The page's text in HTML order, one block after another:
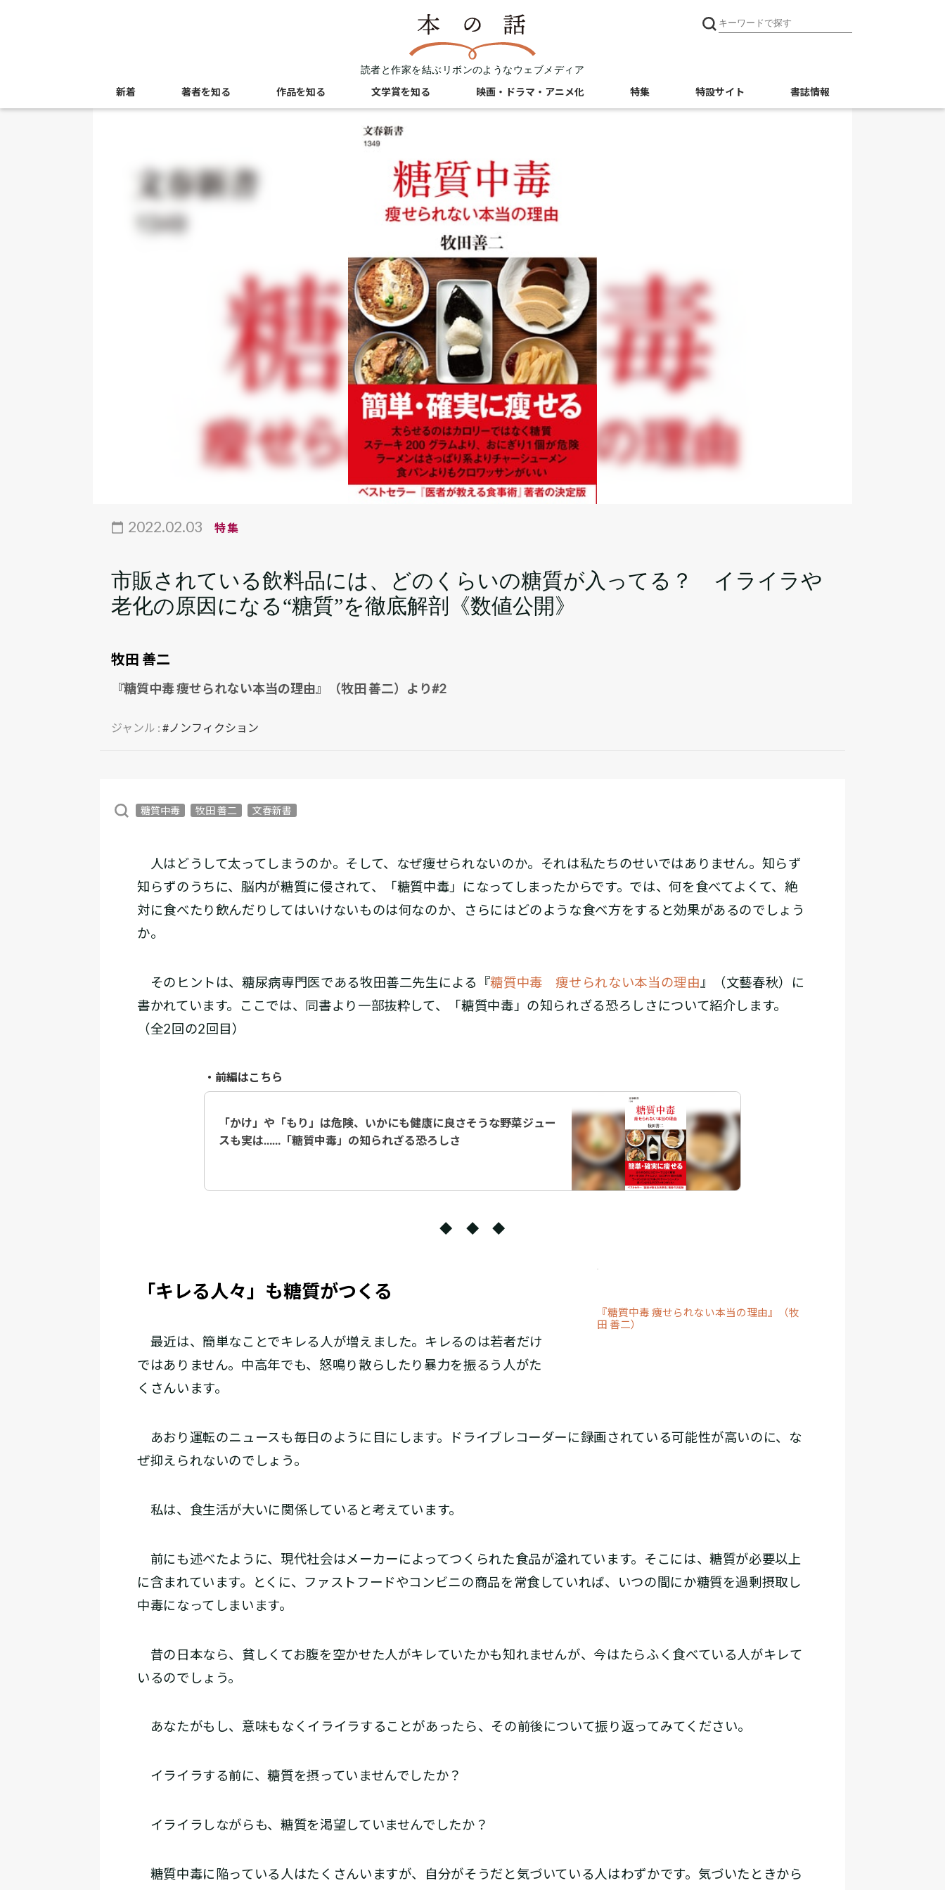
読者と作家を結ぶリボンのようなウェブメディア
新着 著者を知る 作品を知る 文学賞を知る 映画・ドラマ・アニメ化 特集 特設サイト 書誌情報
2022.02.03 特集
市販されている飲料品には、どのくらいの糖質が入ってる？ イライラや
老化の原因になる“糖質”を徹底解剖《数値公開》
牧田 善二
『糖質中毒 痩せられない本当の理由』（牧田 善二）より#2
ジャンル : #ノンフィクション
糖質中毒 牧田 善二 文春新書
人はどうして太ってしまうのか。そして、なぜ痩せられないのか。それは私たちのせいではありません。知らず
知らずのうちに、脳内が糖質に侵されて、「糖質中毒」になってしまったからです。では、何を食べてよくて、絶
対に食べたり飲んだりしてはいけないものは何なのか、さらにはどのような食べ方をすると効果があるのでしょう
か。
そのヒントは、糖尿病専門医である牧田善二先生による『糖質中毒 痩せられない本当の理由 』（文藝春秋）に
書かれています。ここでは、同書より一部抜粋して、「糖質中毒」の知られざる恐ろしさについて紹介します。
（全2回の2回目）
・前編はこちら
「かけ」や「もり」は危険、いかにも健康に良さそうな野菜ジュー
スも実は……「糖質中毒」の知られざる恐ろしさ
◆ ◆ ◆
『糖質中毒 痩せられない本当の理由』（牧
田 善二）
「キレる人々」も糖質がつくる
最近は、簡単なことでキレる人が増えました。キレるのは若者だけ
ではありません。中高年でも、怒鳴り散らしたり暴力を振るう人がた
くさんいます。
あおり運転のニュースも毎日のように目にします。ドライブレコーダーに録画されている可能性が高いのに、な
ぜ抑えられないのでしょう。
私は、食生活が大いに関係していると考えています。
前にも述べたように、現代社会はメーカーによってつくられた食品が溢れています。そこには、糖質が必要以上
に含まれています。とくに、ファストフードやコンビニの商品を常食していれば、いつの間にか糖質を過剰摂取し
中毒になってしまいます。
昔の日本なら、貧しくてお腹を空かせた人がキレていたかも知れませんが、今はたらふく食べている人がキレて
いるのでしょう。
あなたがもし、意味もなくイライラすることがあったら、その前後について振り返ってみてください。
イライラする前に、糖質を摂っていませんでしたか？
イライラしながらも、糖質を渇望していませんでしたか？
糖質中毒に陥っている人はたくさんいますが、自分がそうだと気づいている人はわずかです。気づいたときから